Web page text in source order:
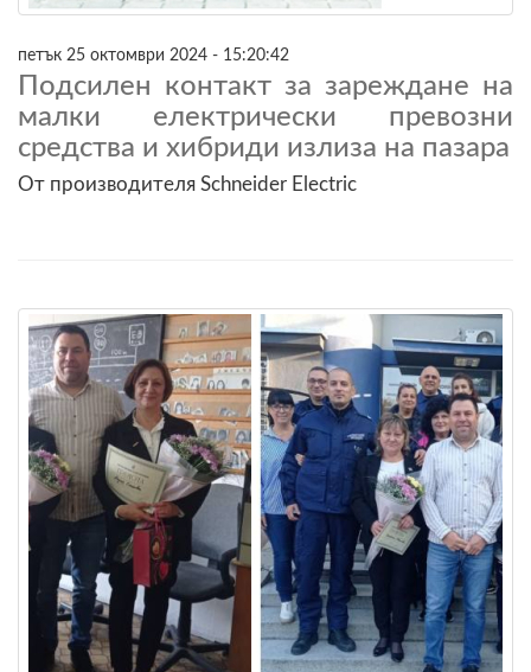
петък 25 октомври 2024 - 15:20:42
Подсилен контакт за зареждане на
малки електрически превозни
средства и хибриди излиза на пазара
От производителя Schneider Electric